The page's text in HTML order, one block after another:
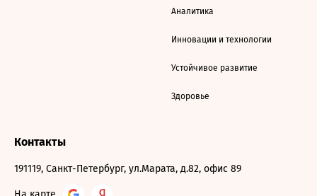
Аналитика
Инновации и технологии
Устойчивое развитие
Здоровье
Контакты
191119, Санкт-Петербург, ул.Марата, д.82, офис 89